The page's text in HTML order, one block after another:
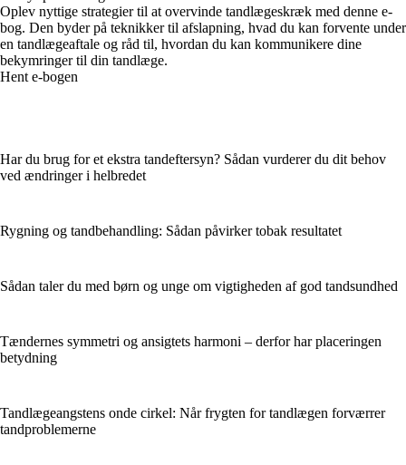
Oplev nyttige strategier til at overvinde tandlægeskræk med denne e-
bog. Den byder på teknikker til afslapning, hvad du kan forvente under
en tandlægeaftale og råd til, hvordan du kan kommunikere dine
bekymringer til din tandlæge.
Hent e-bogen
Har du brug for et ekstra tandeftersyn? Sådan vurderer du dit behov
ved ændringer i helbredet
Rygning og tandbehandling: Sådan påvirker tobak resultatet
Sådan taler du med børn og unge om vigtigheden af god tandsundhed
Tændernes symmetri og ansigtets harmoni – derfor har placeringen
betydning
Tandlægeangstens onde cirkel: Når frygten for tandlægen forværrer
tandproblemerne